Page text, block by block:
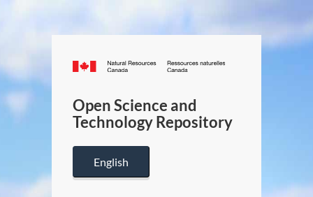
Canada.ca
/
Canada
Open Science and
Technology Repository
English